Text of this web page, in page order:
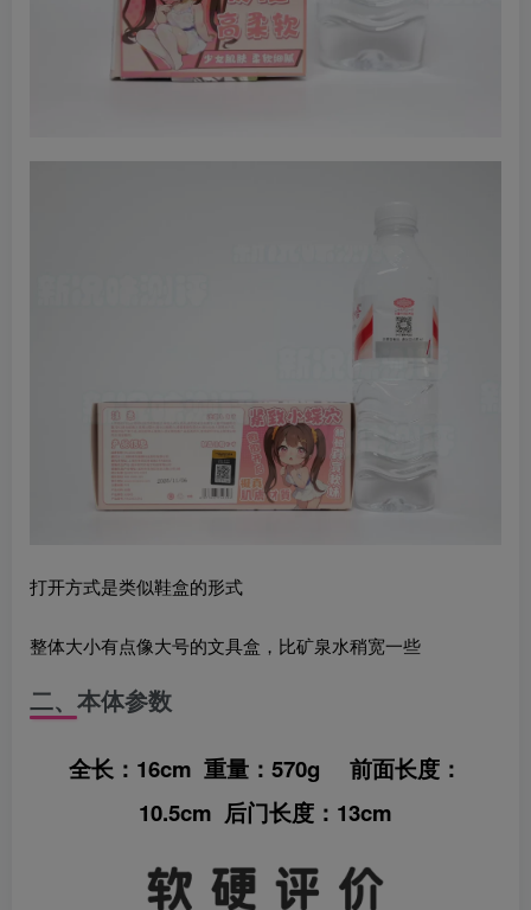
打开方式是类似鞋盒的形式
整体大小有点像大号的文具盒，比矿泉水稍宽一些
二、本体参数
全长：16cm 重量：570g 前面长度：
10.5cm 后门长度：13cm